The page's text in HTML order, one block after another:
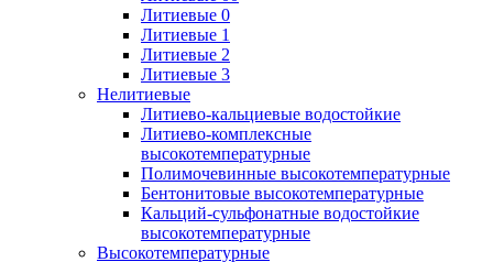
Литиевые 0
Литиевые 1
Литиевые 2
Литиевые 3
Нелитиевые
Литиево-кальциевые водостойкие
Литиево-комплексные
высокотемпературные
Полимочевинные высокотемпературные
Бентонитовые высокотемпературные
Кальций-сульфонатные водостойкие
высокотемпературные
Высокотемпературные